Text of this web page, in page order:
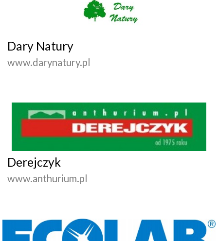
Dary Natury
www.darynatury.pl
Derejczyk
www.anthurium.pl